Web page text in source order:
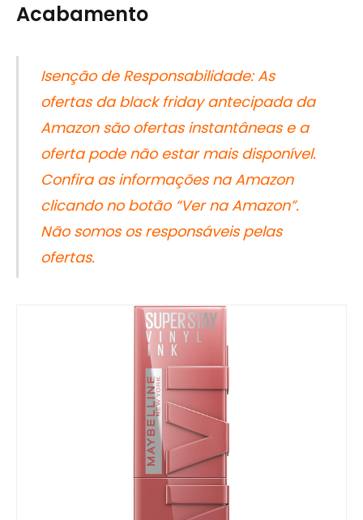
Acabamento
Isenção de Responsabilidade: As
ofertas da black friday antecipada da
Amazon são ofertas instantâneas e a
oferta pode não estar mais disponível.
Confira as informações na Amazon
clicando no botão “Ver na Amazon”.
Não somos os responsáveis pelas
ofertas.